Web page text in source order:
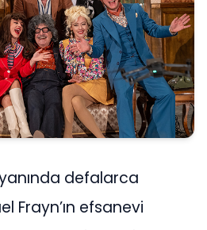
defalarca
Frayn’ın efsanevi